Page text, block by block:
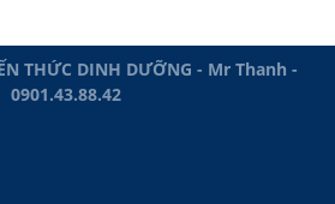
THỨC DINH DƯỠNG - Mr Thanh -
0901.43.88.42